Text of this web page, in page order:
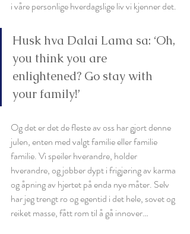
i våre personlige hverdagslige liv vi kjenner det.
Husk hva Dalai Lama sa: ‘Oh,
you think you are
enlightened? Go stay with
your family!’
Og det er det de fleste av oss har gjort denne
julen, enten med valgt familie eller familie
familie. Vi speiler hverandre, holder
hverandre, og jobber dypt i frigjøring av karma
og åpning av hjertet på enda nye måter. Selv
har jeg trengt ro og egentid i det hele, sovet og
reiket masse, fått rom til å gå innover…